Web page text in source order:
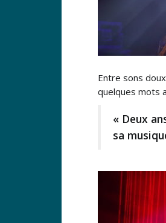
Entre sons
quelques mots
« Deux
sa